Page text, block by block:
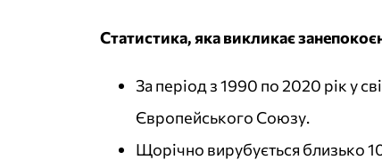
Статистика, яка викликає
За період з 1990 по 2020 рік у
Європейського Союзу.
Щорічно вирубується близько 10